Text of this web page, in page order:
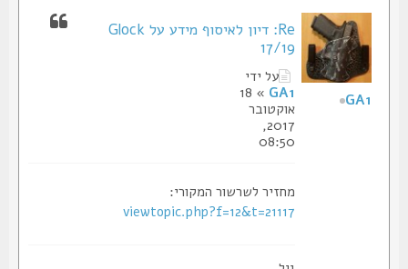
Re: דיון לאיסוף מידע על Glock
17/19
על ידי
» 18
אוקטובר
2017,
08:50
מחזיר לשרשור המקורי:
viewtopic.php?f=12&t=21117